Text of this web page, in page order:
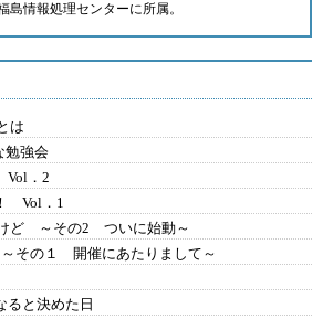
島情報処理センターに所属。
は
勉強会
Vol．2
Vol．1
ど ～その2 ついに始動～
その１ 開催にあたりまして～
ると決めた日